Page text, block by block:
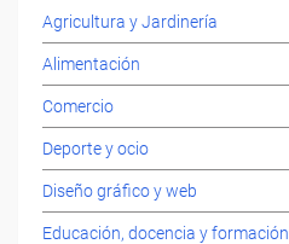
Agricultura y Jardinería
Alimentación
Comercio
Deporte y ocio
Diseño gráfico y web
Educación, docencia y formación